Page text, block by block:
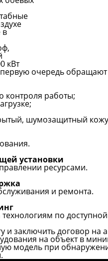
в
кВт
очередь
контроля работы;
шумозащитный
установки
ресурсами.
и ремонта.
по
и заключить договор
на объект в
модель при